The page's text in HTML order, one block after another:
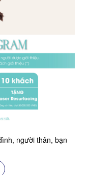
người thân, bạn